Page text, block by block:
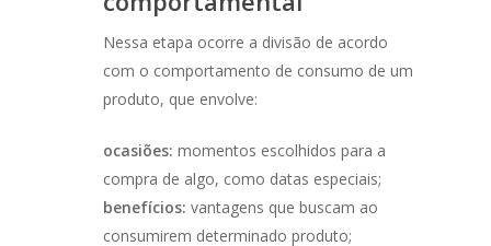
Nessa etapa ocorre a divisão de acordo
com o comportamento de consumo de um
produto, que envolve:
ocasiões: momentos escolhidos para a
compra de algo, como datas especiais;
benefícios: vantagens que buscam ao
consumirem determinado produto;